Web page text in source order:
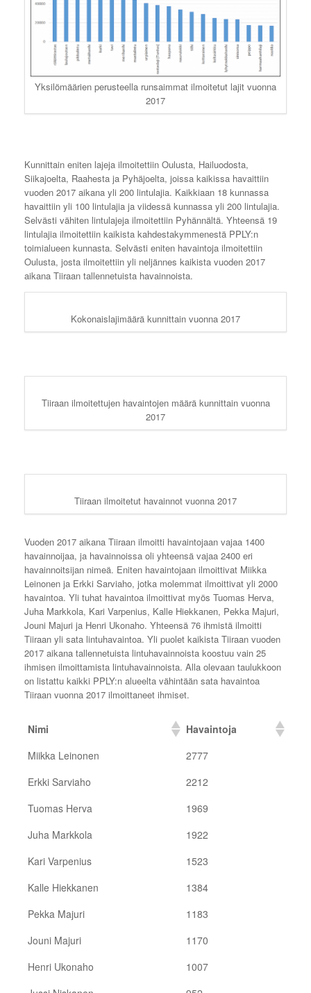
Yksilömäärien perusteella runsaimmat ilmoitetut lajit vuonna
2017
Kunnittain eniten lajeja ilmoitettiin Oulusta, Hailuodosta,
Siikajoelta, Raahesta ja Pyhäjoelta, joissa kaikissa havaittiin
vuoden 2017 aikana yli 200 lintulajia. Kaikkiaan 18 kunnassa
havaittiin yli 100 lintulajia ja viidessä kunnassa yli 200 lintulajia.
Selvästi vähiten lintulajeja ilmoitettiin Pyhännältä. Yhteensä 19
lintulajia ilmoitettiin kaikista kahdestakymmenestä PPLY:n
toimialueen kunnasta. Selvästi eniten havaintoja ilmoitettiin
Oulusta, josta ilmoitettiin yli neljännes kaikista vuoden 2017
aikana Tiiraan tallennetuista havainnoista.
Kokonaislajimäärä kunnittain vuonna 2017
Tiiraan ilmoitettujen havaintojen määrä kunnittain vuonna
2017
Tiiraan ilmoitetut havainnot vuonna 2017
Vuoden 2017 aikana Tiiraan ilmoitti havaintojaan vajaa 1400
havainnoijaa, ja havainnoissa oli yhteensä vajaa 2400 eri
havainnoitsijan nimeä. Eniten havaintojaan ilmoittivat Miikka
Leinonen ja Erkki Sarviaho, jotka molemmat ilmoittivat yli 2000
havaintoa. Yli tuhat havaintoa ilmoittivat myös Tuomas Herva,
Juha Markkola, Kari Varpenius, Kalle Hiekkanen, Pekka Majuri,
Jouni Majuri ja Henri Ukonaho. Yhteensä 76 ihmistä ilmoitti
Tiiraan yli sata lintuhavaintoa. Yli puolet kaikista Tiiraan vuoden
2017 aikana tallennetuista lintuhavainnoista koostuu vain 25
ihmisen ilmoittamista lintuhavainnoista. Alla olevaan taulukkoon
on listattu kaikki PPLY:n alueelta vähintään sata havaintoa
Tiiraan vuonna 2017 ilmoittaneet ihmiset.
Nimi
Havaintoja
Miikka Leinonen
2777
Erkki Sarviaho
2212
Tuomas Herva
1969
Juha Markkola
1922
Kari Varpenius
1523
Kalle Hiekkanen
1384
Pekka Majuri
1183
Jouni Majuri
1170
Henri Ukonaho
1007